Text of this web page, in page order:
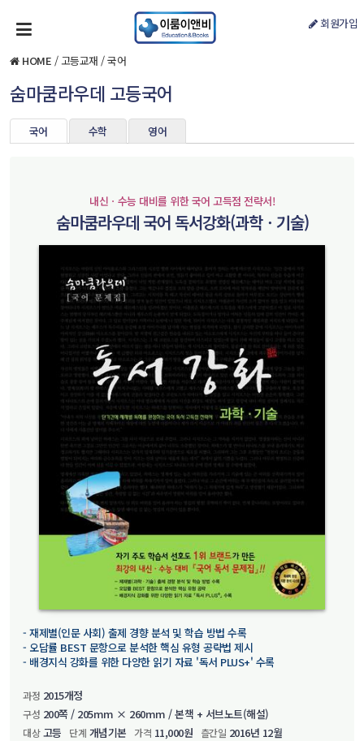
회원가입
HOME /고등교재 /국어
숨마쿰라우데 고등국어
국어 수학 영어
내신ㆍ수능 대비를 위한 국어 고득점 전략서!
숨마쿰라우데 국어 독서강화(과학ㆍ기술)
- 재제별(인문 사회) 출제 경향 분석 및 학습 방법 수록
- 오답률 BEST 문항으로 분석한 핵심 유형 공략법 제시
- 배경지식 강화를 위한 다양한 읽기 자료 '독서 PLUS+' 수록
과정 2015개정
구성 200쪽 / 205mm × 260mm / 본책 + 서브노트(해설)
대상 고등 단계 개념기본 가격 11,000원 츨간일 2016년 12월